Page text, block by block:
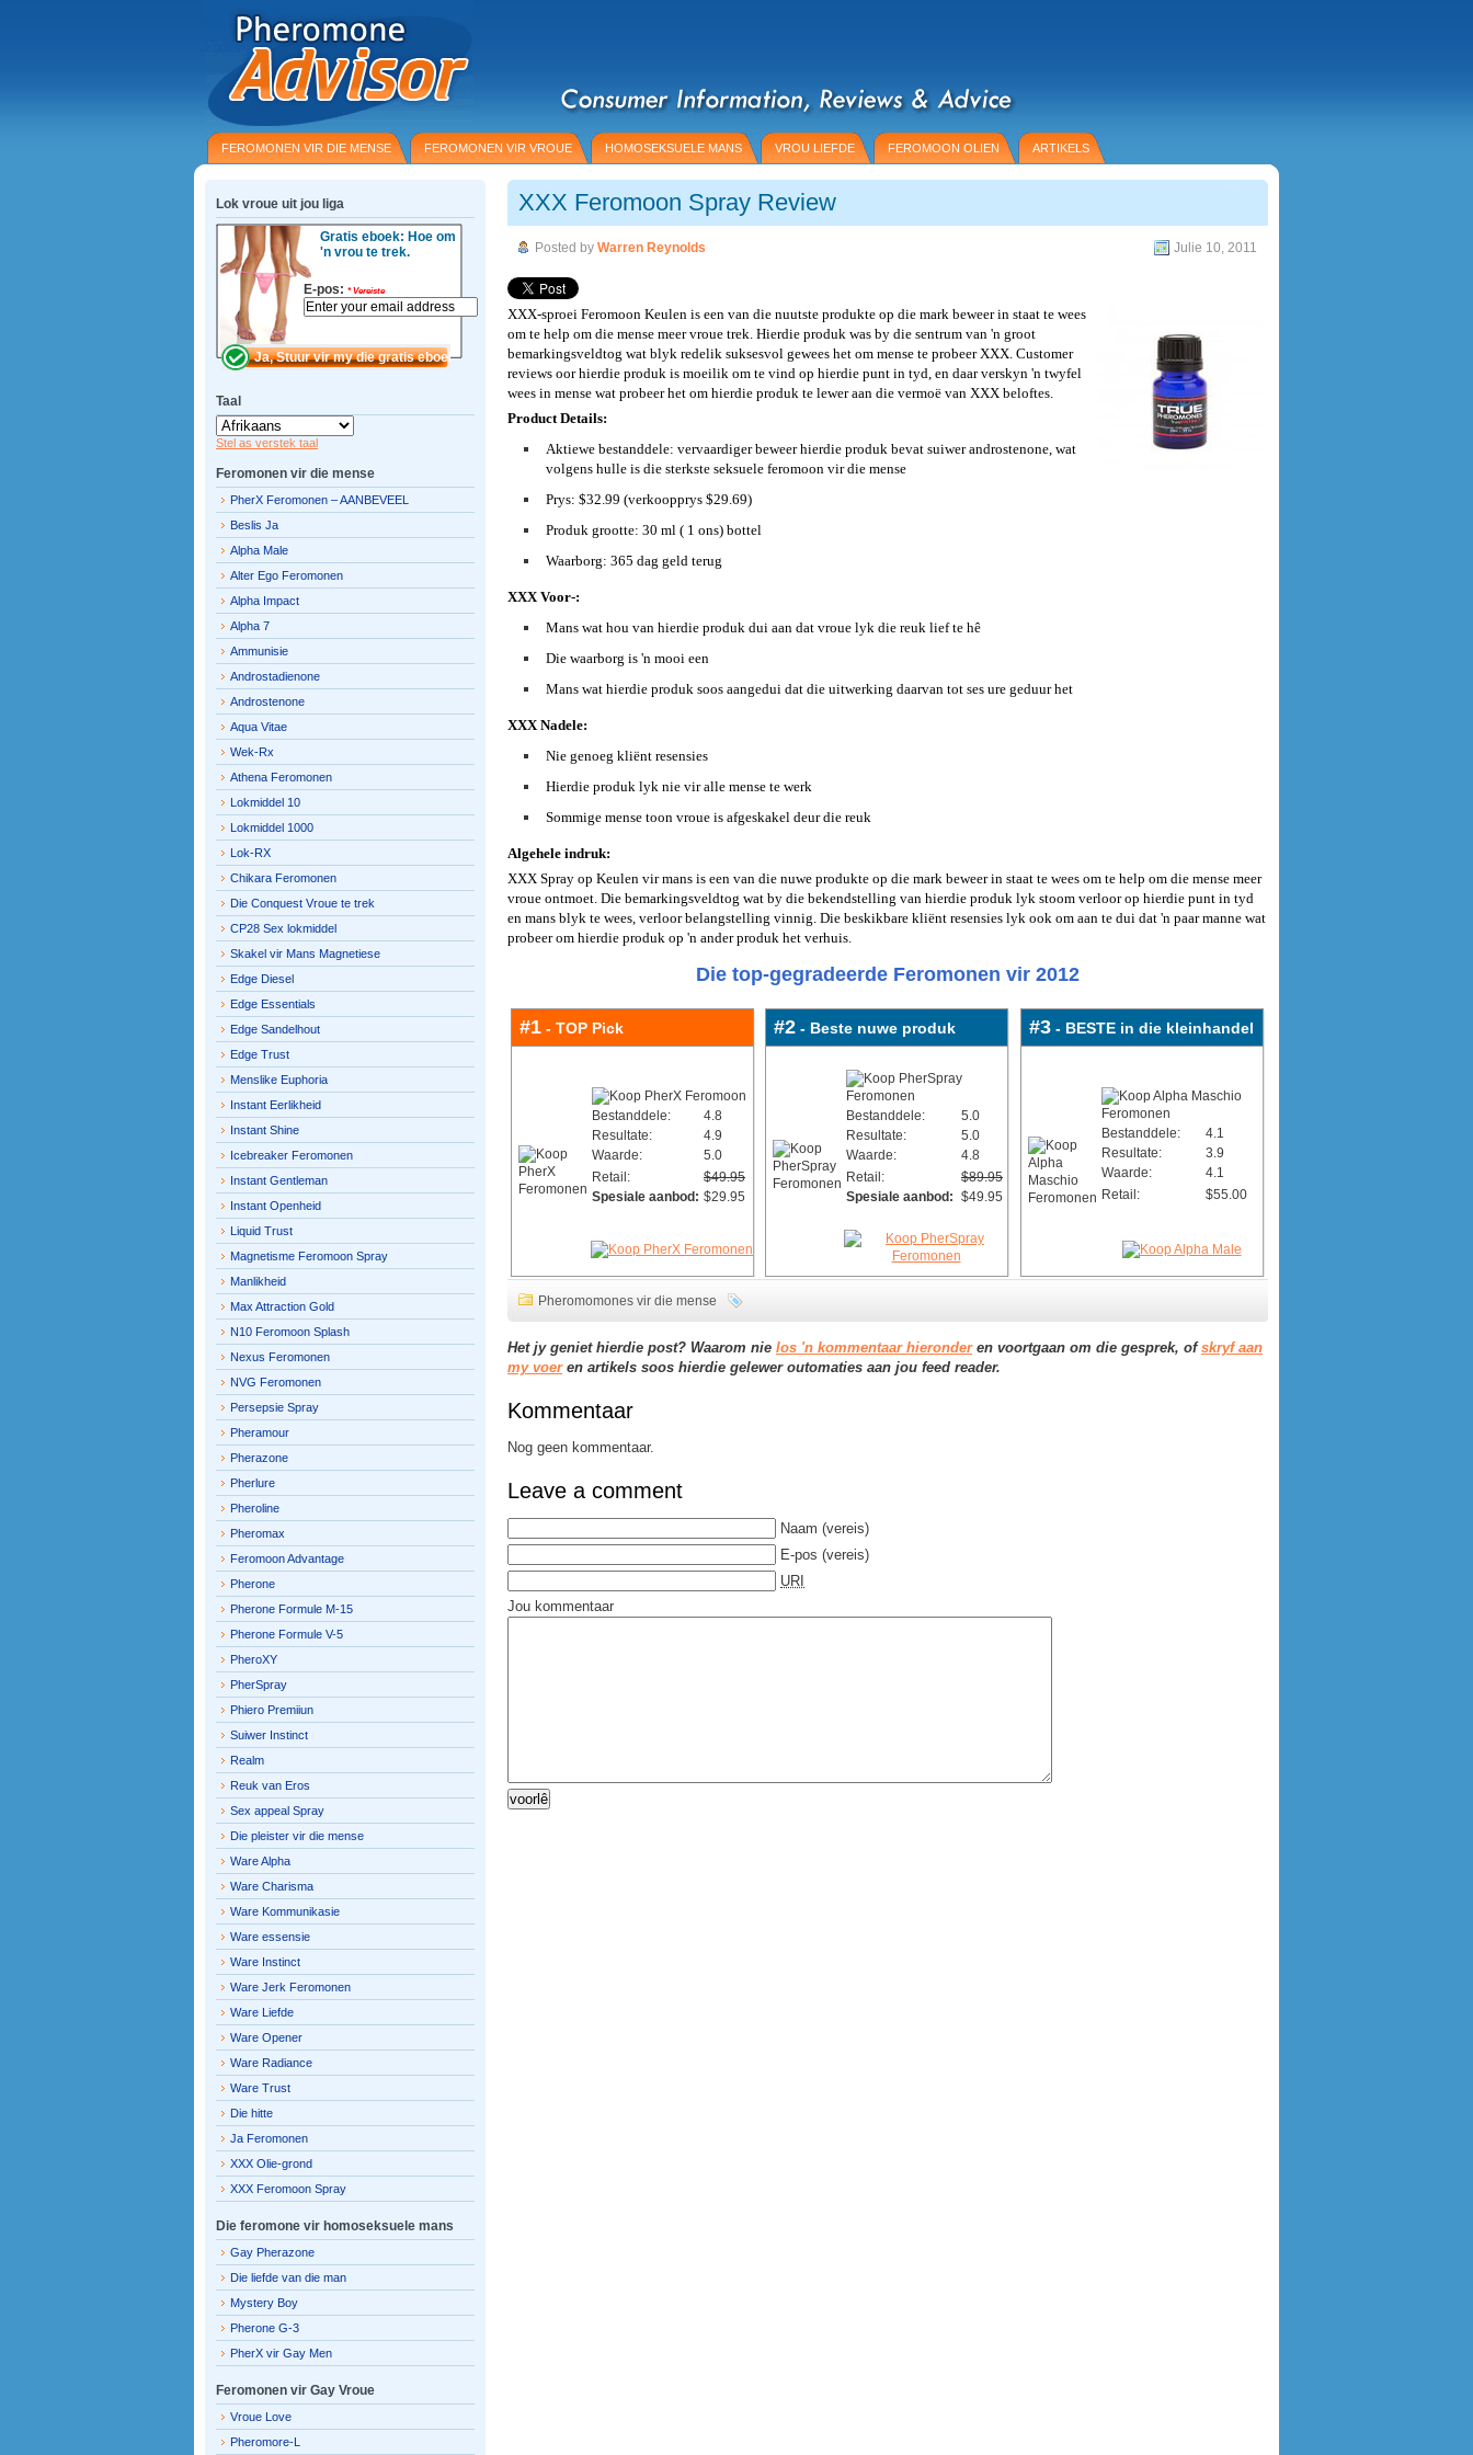
FEROMONEN VIR DIE MENSE FEROMONEN VIR VROUE HOMOSEKSUELE MANS VROU LIEFDE FEROMOON OLIEN ARTIKELS
XXX Feromoon Spray Review
Posted by Warren Reynolds Julie 10, 2011
XXX-sproei Feromoon Keulen is een van die nuutste produkte op die mark beweer in staat te wees
om te help om die mense meer vroue trek. Hierdie produk was by die sentrum van 'n groot
bemarkingsveldtog wat blyk redelik suksesvol gewees het om mense te probeer XXX. Customer
reviews oor hierdie produk is moeilik om te vind op hierdie punt in tyd, en daar verskyn 'n twyfel
wees in mense wat probeer het om hierdie produk te lewer aan die vermoë van XXX beloftes.
Product Details:
Aktiewe bestanddele: vervaardiger beweer hierdie produk bevat suiwer androstenone, wat
volgens hulle is die sterkste seksuele feromoon vir die mense
Prys: $32.99 (verkoopprys $29.69)
Produk grootte: 30 ml ( 1 ons) bottel
Waarborg: 365 dag geld terug
XXX Voor-:
Mans wat hou van hierdie produk dui aan dat vroue lyk die reuk lief te hê
Die waarborg is 'n mooi een
Mans wat hierdie produk soos aangedui dat die uitwerking daarvan tot ses ure geduur het
XXX Nadele:
Nie genoeg kliënt resensies
Hierdie produk lyk nie vir alle mense te werk
Sommige mense toon vroue is afgeskakel deur die reuk
Algehele indruk:
XXX Spray op Keulen vir mans is een van die nuwe produkte op die mark beweer in staat te wees om te help om die mense meer
vroue ontmoet. Die bemarkingsveldtog wat by die bekendstelling van hierdie produk lyk stoom verloor op hierdie punt in tyd
en mans blyk te wees, verloor belangstelling vinnig. Die beskikbare kliënt resensies lyk ook om aan te dui dat 'n paar manne wat
probeer om hierdie produk op 'n ander produk het verhuis.
Die top-gegradeerde Feromonen vir 2012
#1 - TOP Pick
Bestanddele:
4.8
Resultate:
4.9
Waarde:
5.0
Retail:
$49.95
Spesiale aanbod: $29.95
#2 - Beste nuwe produk
Bestanddele:
5.0
Resultate:
5.0
Waarde:
4.8
Retail:
$89.95
Spesiale aanbod: $49.95
#3 - BESTE in die kleinhandel
Bestanddele:
4.1
Resultate:
3.9
Waarde:
4.1
Retail:
$55.00
Pheromomones vir die mense
Het jy geniet hierdie post? Waarom nie los 'n kommentaar hieronderen voortgaan om die gesprek, ofskryf aan
my voeren artikels soos hierdie gelewer outomaties aan jou feed reader.
Kommentaar
Nog geen kommentaar.
Leave a comment
Naam (vereis)
E-pos (vereis)
URI
Jou kommentaar
Lok vroue uit jou liga
Gratis eboek: Hoe om
'n vrou te trek.
E-pos: *Vereiste
Taal
Stel as verstek taal
Feromonen vir die mense
PherX Feromonen – AANBEVEEL
Beslis Ja
Alpha Male
Alter Ego Feromonen
Alpha Impact
Alpha 7
Ammunisie
Androstadienone
Androstenone
Aqua Vitae
Wek-Rx
Athena Feromonen
Lokmiddel 10
Lokmiddel 1000
Lok-RX
Chikara Feromonen
Die Conquest Vroue te trek
CP28 Sex lokmiddel
Skakel vir Mans Magnetiese
Edge Diesel
Edge Essentials
Edge Sandelhout
Edge Trust
Menslike Euphoria
Instant Eerlikheid
Instant Shine
Icebreaker Feromonen
Instant Gentleman
Instant Openheid
Liquid Trust
Magnetisme Feromoon Spray
Manlikheid
Max Attraction Gold
N10 Feromoon Splash
Nexus Feromonen
NVG Feromonen
Persepsie Spray
Pheramour
Pherazone
Pherlure
Pheroline
Pheromax
Feromoon Advantage
Pherone
Pherone Formule M-15
Pherone Formule V-5
PheroXY
PherSpray
Phiero Premiiun
Suiwer Instinct
Realm
Reuk van Eros
Sex appeal Spray
Die pleister vir die mense
Ware Alpha
Ware Charisma
Ware Kommunikasie
Ware essensie
Ware Instinct
Ware Jerk Feromonen
Ware Liefde
Ware Opener
Ware Radiance
Ware Trust
Die hitte
Ja Feromonen
XXX Olie-grond
XXX Feromoon Spray
Die feromone vir homoseksuele mans
Gay Pherazone
Die liefde van die man
Mystery Boy
Pherone G-3
PherX vir Gay Men
Feromonen vir Gay Vroue
Vroue Love
Pheromore-L